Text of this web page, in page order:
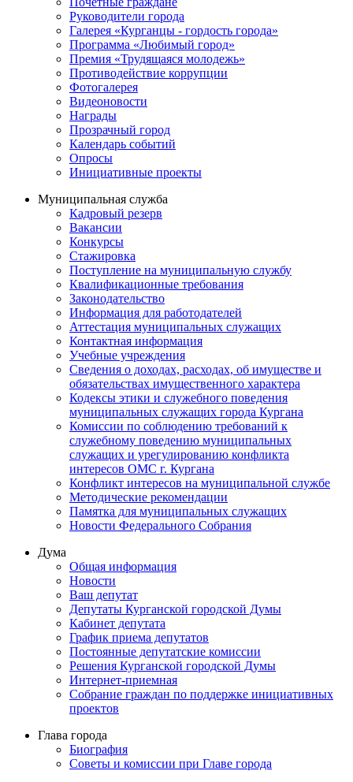
Руководители города
Галерея «Курганцы - гордость города»
Программа «Любимый город»
Премия «Трудящаяся молодежь»
Противодействие коррупции
Фотогалерея
Видеоновости
Награды
Прозрачный город
Календарь событий
Опросы
Инициативные проекты
Муниципальная служба
Кадровый резерв
Вакансии
Конкурсы
Стажировка
Поступление на муниципальную службу
Квалификационные требования
Законодательство
Информация для работодателей
Аттестация муниципальных служащих
Контактная информация
Учебные учреждения
Сведения о доходах, расходах, об имуществе и
обязательствах имущественного характера
Кодексы этики и служебного поведения
муниципальных служащих города Кургана
Комиссии по соблюдению требований к
служебному поведению муниципальных
служащих и урегулированию конфликта
интересов ОМС г. Кургана
Конфликт интересов на муниципальной службе
Методические рекомендации
Памятка для муниципальных служащих
Новости Федерального Cобрания
Дума
Общая информация
Новости
Ваш депутат
Депутаты Курганской городской Думы
Кабинет депутата
График приема депутатов
Постоянные депутатские комиссии
Решения Курганской городской Думы
Интернет-приемная
Собрание граждан по поддержке инициативных
проектов
Глава города
Биография
Советы и комиссии при Главе города